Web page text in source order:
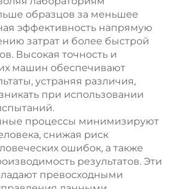
образцов за меньшее
эффективность напрямую
затрат и более быстрой
Высокая точность и
машин обеспечивают
устраняя различия,
при использовании
процессы минимизируют
снижая риск
ошибок, а также
результатов. Эти
превосходными